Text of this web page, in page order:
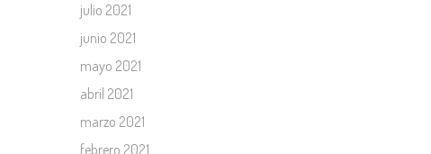
julio 2021
junio 2021
mayo 2021
abril 2021
marzo 2021
febrero 2021